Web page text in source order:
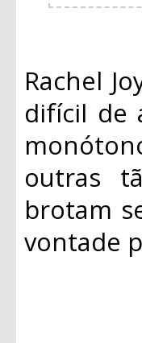
Rachel
difícil de
outras
brotam
vontade